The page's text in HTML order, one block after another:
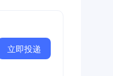
立即投递